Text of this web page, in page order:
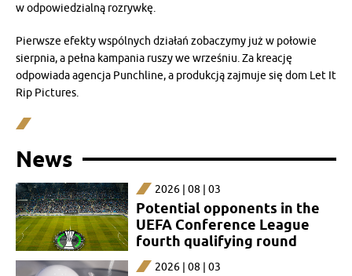
w odpowiedzialną rozrywkę.
Pierwsze efekty wspólnych działań zobaczymy już w połowie
sierpnia, a pełna kampania ruszy we wrześniu. Za kreację
odpowiada agencja Punchline, a produkcją zajmuje się dom Let It
Rip Pictures.
News
2026 | 08 | 03
Potential opponents in the
UEFA Conference League
fourth qualifying round
2026 | 08 | 03